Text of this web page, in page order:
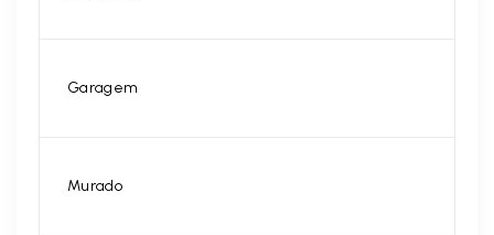
Garagem
Murado